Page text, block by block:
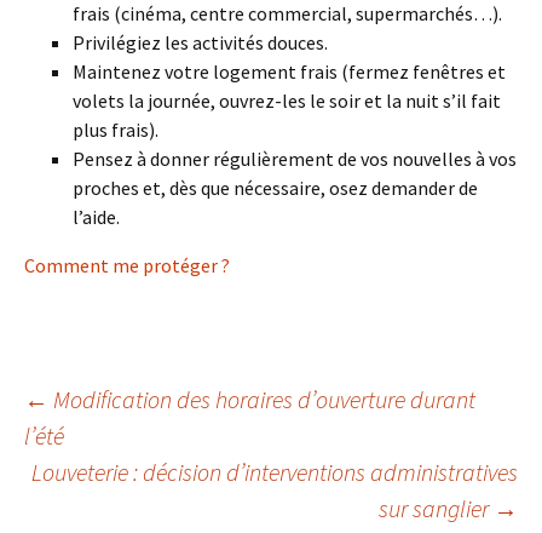
frais (cinéma, centre commercial, supermarchés…).
Privilégiez les activités douces.
Maintenez votre logement frais (fermez fenêtres et
volets la journée, ouvrez-les le soir et la nuit s’il fait
plus frais).
Pensez à donner régulièrement de vos nouvelles à vos
proches et, dès que nécessaire, osez demander de
l’aide.
Comment me protéger ?
Navigation
← Modification des horaires d’ouverture durant
l’été
Louveterie : décision d’interventions administratives
sur sanglier →